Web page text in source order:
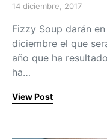
Posted on
14 diciembre, 2017
Fizzy Soup darán
diciembre el que
año que ha
ha…
View Post